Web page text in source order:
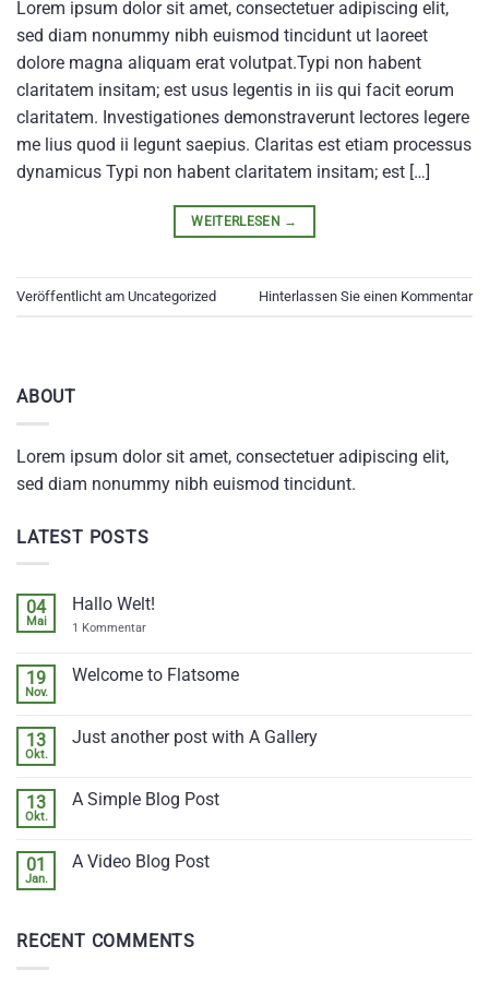
Lorem ipsum dolor sit amet, consectetuer adipiscing elit,
sed diam nonummy nibh euismod tincidunt ut laoreet
dolore magna aliquam erat volutpat.Typi non habent
claritatem insitam; est usus legentis in iis qui facit eorum
claritatem. Investigationes demonstraverunt lectores legere
me lius quod ii legunt saepius. Claritas est etiam processus
dynamicus Typi non habent claritatem insitam; est […]
WEITERLESEN →
Veröffentlicht am Uncategorized Hinterlassen Sie einen Kommentar
ABOUT
Lorem ipsum dolor sit amet, consectetuer adipiscing elit,
sed diam nonummy nibh euismod tincidunt.
LATEST POSTS
04
Mai
Hallo Welt!
1 Kommentarzu
19
Nov.
Welcome to Flatsome
Welcome
13
Okt.
Just another post with A Gallery
Just
A
13
Okt.
A Simple Blog Post
A
01
Jan.
A Video Blog Post
Video
RECENT COMMENTS